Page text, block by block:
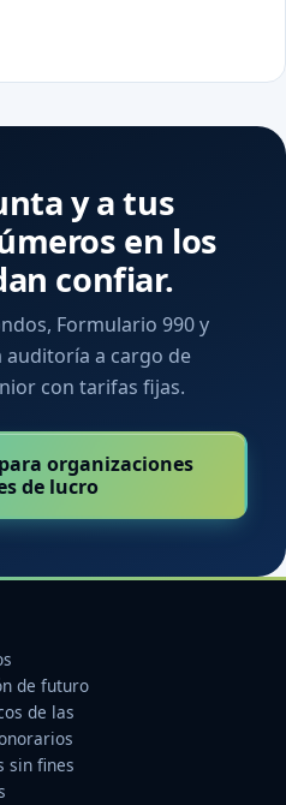
y a tus
en los
confiar.
Formulario 990 y
a cargo de
con tarifas fijas.
organizaciones
de lucro
de futuro
de las
sin fines